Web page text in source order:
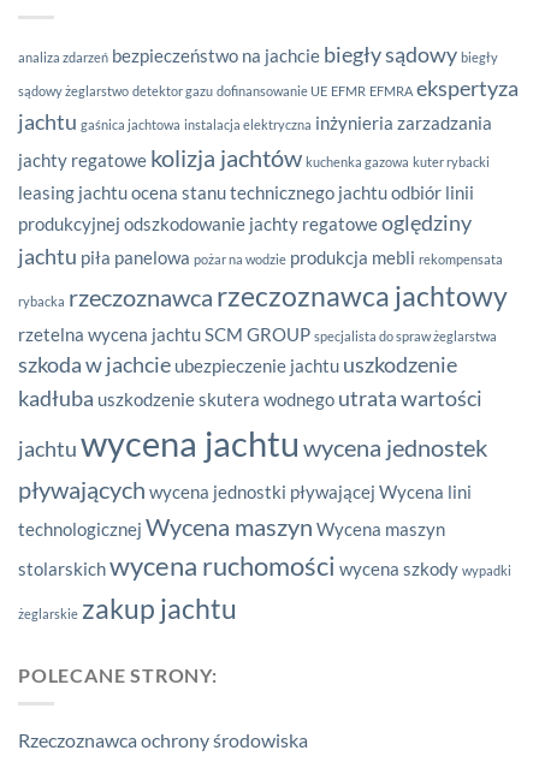
analiza zdarzeń bezpieczeństwo na jachcie biegły sądowy biegły
sądowy żeglarstwo detektor gazu dofinansowanie UE EFMR EFMRA ekspertyza
jachtu gaśnica jachtowa instalacja elektryczna inżynieria zarzadzania
jachty regatowe kolizja jachtów kuchenka gazowa kuter rybacki
leasing jachtuocena stanu technicznego jachtuodbiór linii
produkcyjnej odszkodowanie jachty regatoweoględziny
jachtu piła panelowa pożar na wodzie produkcja mebli rekompensata
rybacka rzeczoznawca rzeczoznawca jachtowy
rzetelna wycena jachtuSCM GROUP specjalista do spraw żeglarstwa
szkoda w jachcie ubezpieczenie jachtu uszkodzenie
kadłuba uszkodzenie skutera wodnego utrata wartości
jachtuwycena jachtu wycena jednostek
pływających wycena jednostki pływającej Wycena lini
technologicznej Wycena maszyn Wycena maszyn
stolarskichwycena ruchomości wycena szkody wypadki
żeglarskie zakup jachtu
POLECANE STRONY:
Rzeczoznawca ochrony środowiska